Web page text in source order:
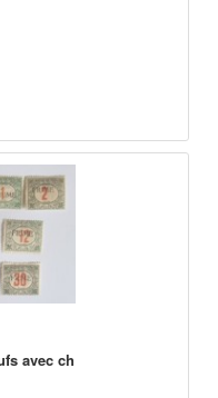
avec ch